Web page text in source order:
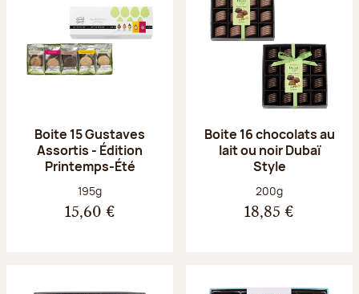
Boite 15 Gustaves
Assortis - Édition
Printemps-Été
Poids net :
195g
15,60 €
Boite 16 chocolats au
lait ou noir Dubaï
Style
Poids net :
200g
18,85 €